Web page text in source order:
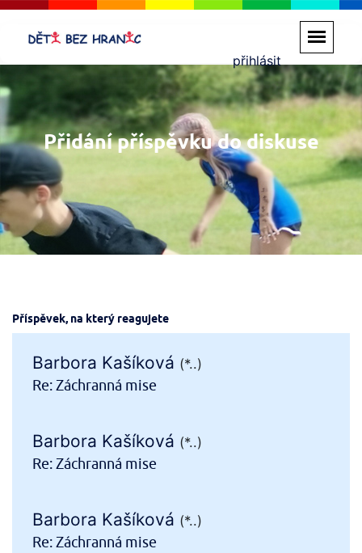
přihlásit
Přidání příspěvku do diskuse
Příspěvek, na který reagujete
Barbora Kašíková (*..)
Re: Záchranná mise
Barbora Kašíková (*..)
Re: Záchranná mise
Barbora Kašíková (*..)
Re: Záchranná mise